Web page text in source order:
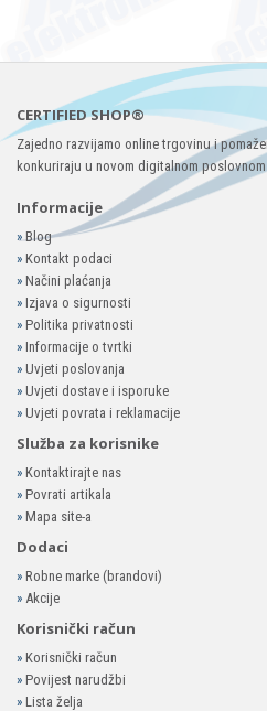
CERTIFIED SHOP®
Zajedno razvijamo online trgovinu i
konkuriraju u novom digitalnom poslovnom
Informacije
»Blog
» Kontakt podaci
» Načini plaćanja
» Izjava o sigurnosti
» Politika privatnosti
» Informacije o tvrtki
» Uvjeti poslovanja
» Uvjeti dostave i isporuke
» Uvjeti povrata i reklamacije
Služba za korisnike
» Kontaktirajte nas
» Povrati artikala
» Mapa site-a
Dodaci
» Robne marke (brandovi)
» Akcije
Korisnički račun
» Korisnički račun
» Povijest narudžbi
» Lista želja